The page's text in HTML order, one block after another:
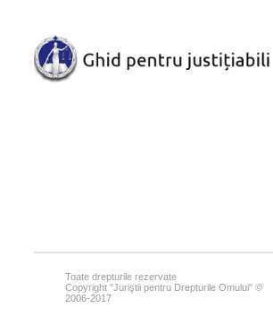
Toate drepturile rezervate
Copyright "Juriştii pentru Drepturile Omului" ©
2006-2017